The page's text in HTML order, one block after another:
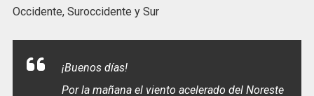
Occidente, Suroccidente y Sur
¡Buenos días!
Por la mañana el viento acelerado del Noreste